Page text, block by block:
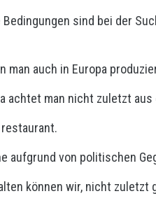
sind bei der
man auch in Europa
achtet man nicht zuletzt
aufgrund von politischen
können wir, nicht zuletzt